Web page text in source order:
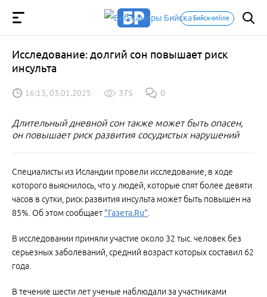
Бийск-online
Исследование: долгий сон повышает риск
инсульта
16:13, 03.01.2025 375 0
Длительный дневной сон также может быть опасен,
он повышает риск развития сосудистых нарушений
Специалисты из Исландии провели исследование, в ходе
которого выяснилось, что у людей, которые спят более девяти
часов в сутки, риск развития инсульта может быть повышен на
85%. Об этом сообщает "Газета.Ru"
В исследовании приняли участие около 32 тыс. человек без
серьезных заболеваний, средний возраст которых составил 62
года.
В течение шести лет ученые наблюдали за участниками